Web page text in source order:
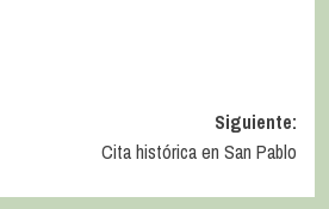
Siguiente:
Cita histórica en San Pablo